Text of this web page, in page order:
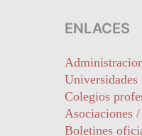
ENLACES
Universidades
Colegios
Asociaciones
Boletines